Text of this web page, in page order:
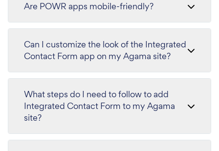
Are POWR apps mobile-friendly?
Can I customize the look of the Integrated
Contact Form app on my Agama site?
What steps do I need to follow to add
Integrated Contact Form to my Agama
site?